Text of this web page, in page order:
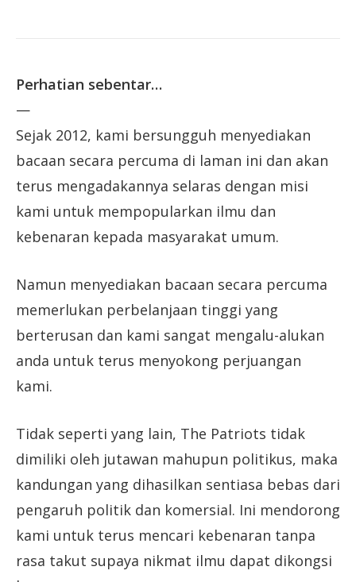
Perhatian sebentar…
—
Sejak 2012, kami bersungguh menyediakan
bacaan secara percuma di laman ini dan akan
terus mengadakannya selaras dengan misi
kami untuk mempopularkan ilmu dan
kebenaran kepada masyarakat umum.
Namun menyediakan bacaan secara percuma
memerlukan perbelanjaan tinggi yang
berterusan dan kami sangat mengalu-alukan
anda untuk terus menyokong perjuangan
kami.
Tidak seperti yang lain, The Patriots tidak
dimiliki oleh jutawan mahupun politikus, maka
kandungan yang dihasilkan sentiasa bebas dari
pengaruh politik dan komersial. Ini mendorong
kami untuk terus mencari kebenaran tanpa
rasa takut supaya nikmat ilmu dapat dikongsi